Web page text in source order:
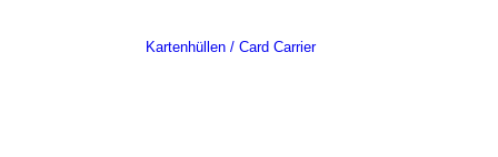
Kartenhüllen / Card Carrier